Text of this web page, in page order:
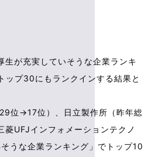
が充実していそうな企業ランキ
ップ30にもランクインする結果と
位→17位）、日立製作所（昨年総
UFJインフォメーションテクノ
うな企業ランキング」でトップ10